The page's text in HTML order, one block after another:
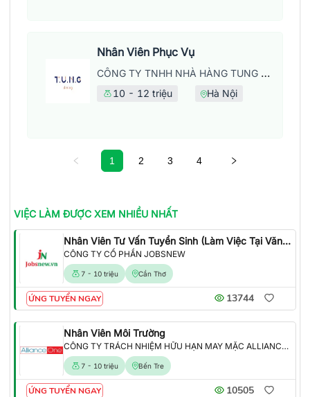
Nhân Viên Phục Vụ
CÔNG TY TNHH NHÀ HÀNG TUNG DINING
10 - 12 triệu Hà Nội
1 2 3 4
VIỆC LÀM ĐƯỢC XEM NHIỀU NHẤT
Nhân Viên Tư Vấn Tuyển Sinh (Làm Việc Tại Văn Phòng)
CÔNG TY CỔ PHẦN JOBSNEW
7 - 10 triệu Cần Thơ
ỨNG TUYỂN NGAY 13744
Nhân Viên Môi Trường
CÔNG TY TRÁCH NHIỆM HỮU HẠN MAY MẶC ALLIANCE ONE
7 - 10 triệu Bến Tre
ỨNG TUYỂN NGAY 10505